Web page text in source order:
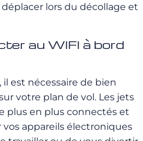
lors du décollage et
au WIFI à bord
est nécessaire de bien
votre plan de vol. Les jets
plus en plus connectés et
appareils électroniques